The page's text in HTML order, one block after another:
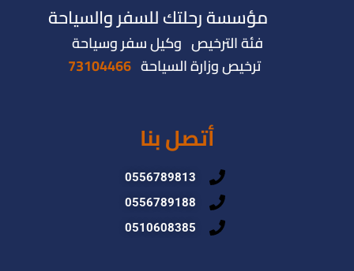
مؤسسة رحلتك للسفر والسياحة
فئة الترخيص وكيل سفر وسياحة
ترخيص وزارة السياحة 73104466
أتصل بنا
0556789813
0556789188
0510608385